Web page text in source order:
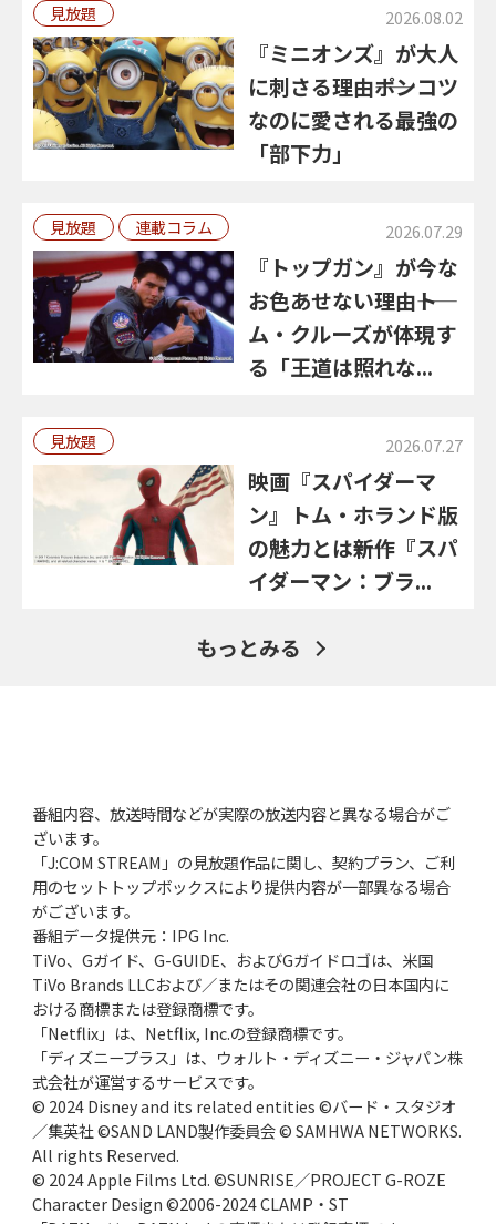
見放題 2026.08.02
『ミニオンズ』が大人
に刺さる理由――ポンコツ
なのに愛される最強の
「部下力」
見放題 連載コラム 2026.07.29
『トップガン』が今な
お色あせない理由――ト
ム・クルーズが体現す
る「王道は照れな...
見放題 2026.07.27
映画『スパイダーマ
ン』トム・ホランド版
の魅力とは――新作『スパ
イダーマン：ブラ...
もっとみる
番組内容、放送時間などが実際の放送内容と異なる場合がご
ざいます。
「J:COM STREAM」の見放題作品に関し、契約プラン、ご利
用のセットトップボックスにより提供内容が一部異なる場合
がございます。
番組データ提供元：IPG Inc.
TiVo、Gガイド、G-GUIDE、およびGガイドロゴは、米国
TiVo Brands LLCおよび／またはその関連会社の日本国内に
おける商標または登録商標です。
「Netflix」は、Netflix, Inc.の登録商標です。
「ディズニープラス」は、ウォルト・ディズニー・ジャパン株
式会社が運営するサービスです。
© 2024 Disney and its related entities ©バード・スタジオ
／集英社 ©SAND LAND製作委員会 © SAMHWA NETWORKS.
All rights Reserved.
© 2024 Apple Films Ltd. ©SUNRISE／PROJECT G-ROZE
Character Design ©2006-2024 CLAMP・ST